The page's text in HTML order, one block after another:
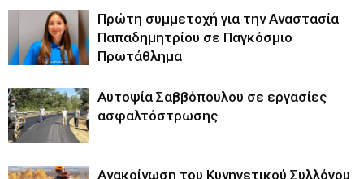
Πρώτη συμμετοχή για την Αναστασία
Παπαδημητρίου σε Παγκόσμιο
Πρωτάθλημα
Αυτοψία Σαββόπουλου σε εργασίες
ασφαλτόστρωσης
Ανακοίνωση του Κυνηγετικού Συλλόγου